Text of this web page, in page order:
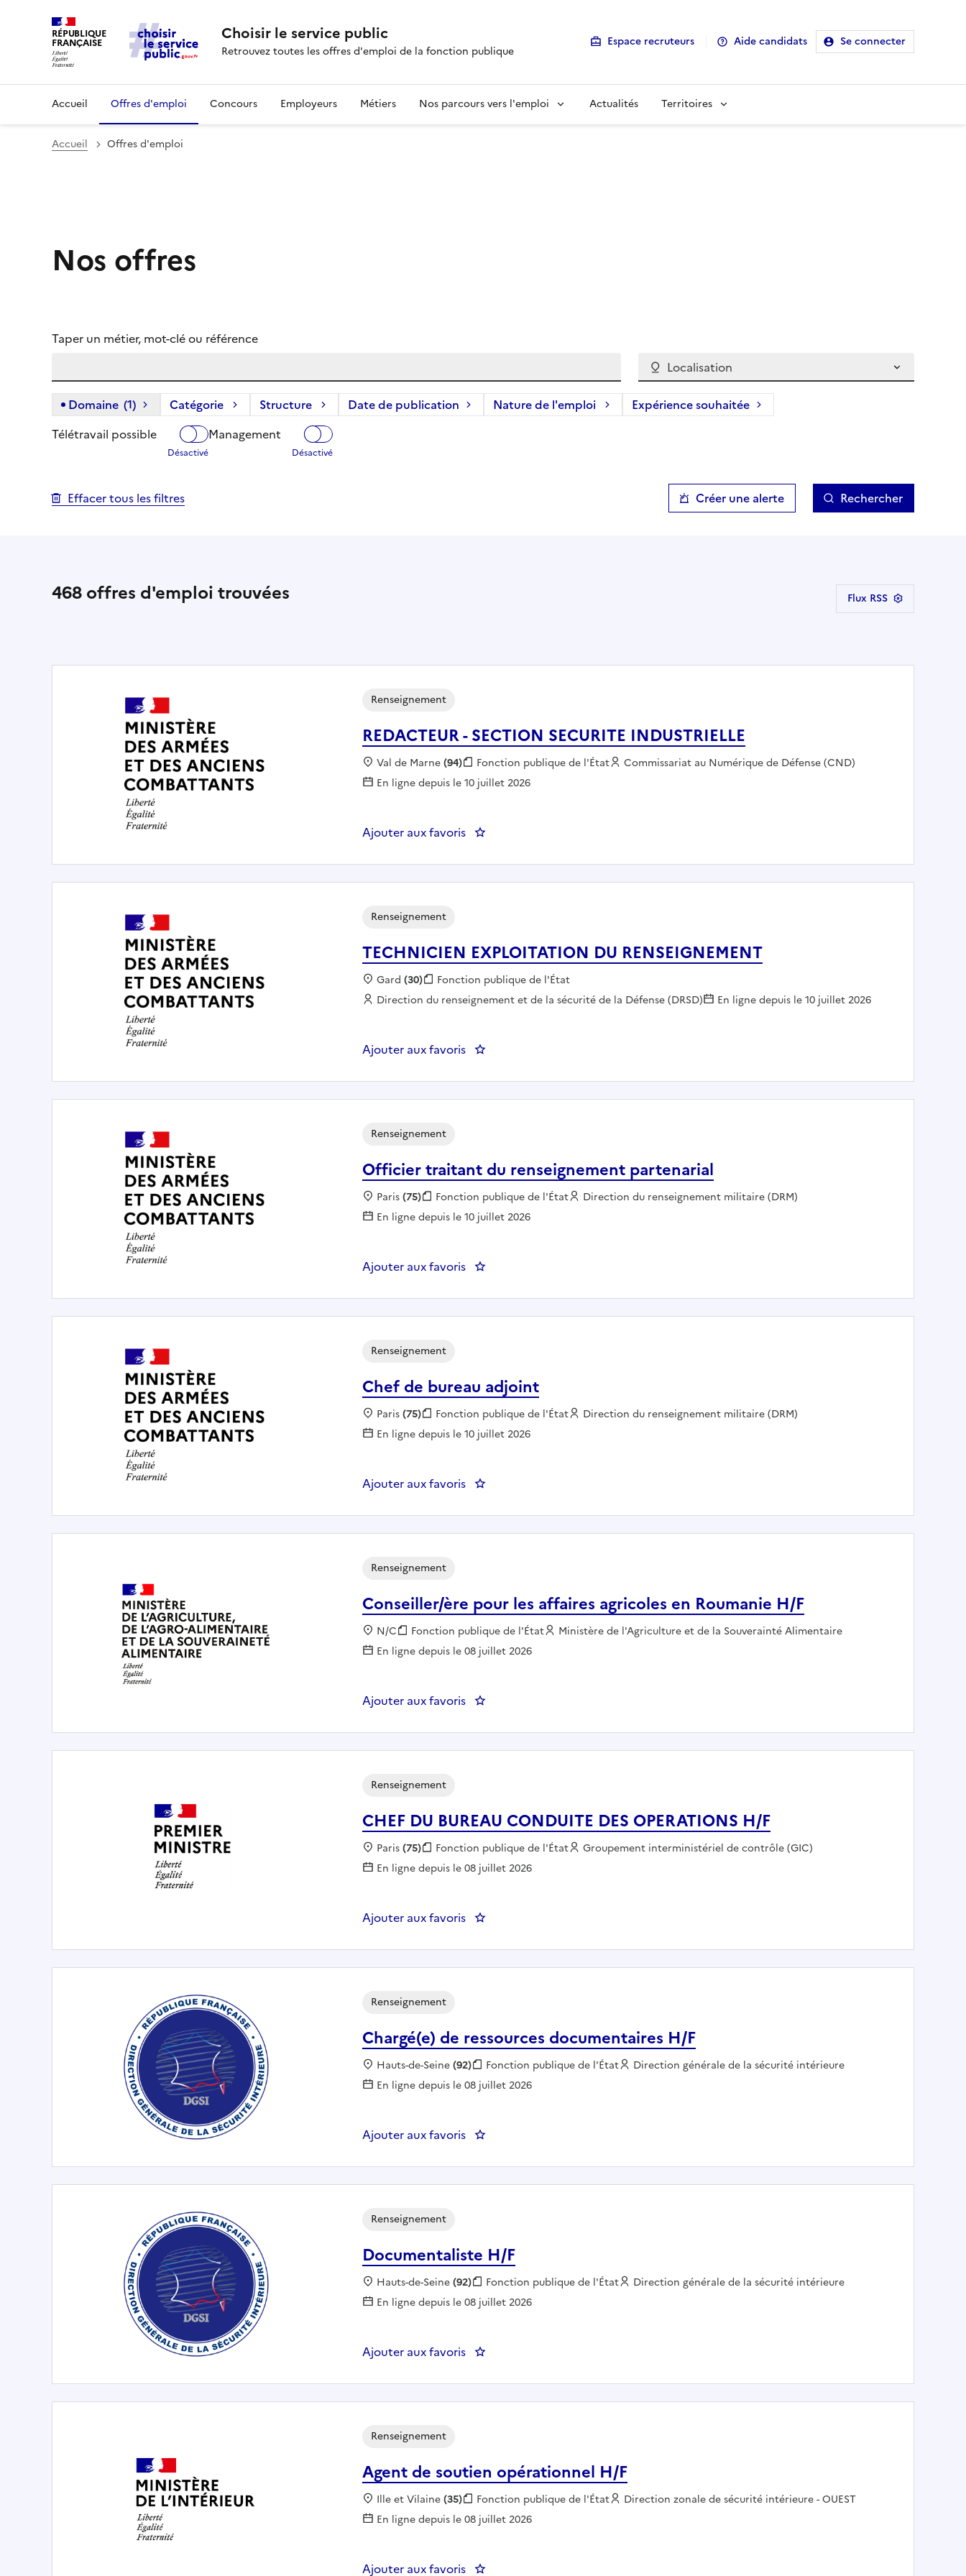
RÉPUBLIQUE
FRANÇAISE Choisir le service public
Retrouvez toutes les offres d'emploi de la fonction publique
Espace recruteurs Aide candidats Se connecter
Accueil Offres d'emploi Concours Employeurs Métiers Nos parcours vers l'emploi Actualités Territoires
Accueil Offres d'emploi
Nos offres
Taper un métier, mot-clé ou référence
Localisation
Domaine (1) (1 filtre actif) :
Catégorie Structure Date de publication Nature de l'emploi
Expérience souhaitée
Télétravail possible
Management
Effacer tous les filtres Créer une alerte Rechercher
468offres d'emploi trouvées Flux RSS
REDACTEUR - SECTION SECURITE INDUSTRIELLE
Renseignement
Localisation :
Val de Marne(94) Fonction publique :
Fonction publique de l'État Employeur :
Commissariat au Numérique de Défense (CND)
En ligne depuis le 10 juillet 2026
Ajouter aux favoris : REDACTEUR - SECTION SECURITE INDUSTRIELLE
TECHNICIEN EXPLOITATION DU RENSEIGNEMENT
Renseignement
Localisation :
Gard(30) Fonction publique :
Fonction publique de l'État
Employeur :
Direction du renseignement et de la sécurité de la Défense (DRSD) En ligne depuis le 10 juillet 2026
Ajouter aux favoris : TECHNICIEN EXPLOITATION DU RENSEIGNEMENT
Officier traitant du renseignement partenarial
Renseignement
Localisation :
Paris(75) Fonction publique :
Fonction publique de l'État Employeur :
Direction du renseignement militaire (DRM)
En ligne depuis le 10 juillet 2026
Ajouter aux favoris : Officier traitant du renseignement partenarial
Chef de bureau adjoint
Renseignement
Localisation :
Paris(75) Fonction publique :
Fonction publique de l'État Employeur :
Direction du renseignement militaire (DRM)
En ligne depuis le 10 juillet 2026
Ajouter aux favoris : Chef de bureau adjoint
Conseiller/ère pour les affaires agricoles en Roumanie H/F
Renseignement
Localisation :
N/C Fonction publique :
Fonction publique de l'État Employeur :
Ministère de l'Agriculture et de la Souverainté Alimentaire
En ligne depuis le 08 juillet 2026
Ajouter aux favoris : Conseiller/ère pour les affaires agricoles en Roumanie H/F
CHEF DU BUREAU CONDUITE DES OPERATIONS H/F
Renseignement
Localisation :
Paris(75) Fonction publique :
Fonction publique de l'État Employeur :
Groupement interministériel de contrôle (GIC)
En ligne depuis le 08 juillet 2026
Ajouter aux favoris : CHEF DU BUREAU CONDUITE DES OPERATIONS H/F
Chargé(e) de ressources documentaires H/F
Renseignement
Localisation :
Hauts-de-Seine(92) Fonction publique :
Fonction publique de l'État Employeur :
Direction générale de la sécurité intérieure
En ligne depuis le 08 juillet 2026
Ajouter aux favoris : Chargé(e) de ressources documentaires H/F
Documentaliste H/F
Renseignement
Localisation :
Hauts-de-Seine(92) Fonction publique :
Fonction publique de l'État Employeur :
Direction générale de la sécurité intérieure
En ligne depuis le 08 juillet 2026
Ajouter aux favoris : Documentaliste H/F
Agent de soutien opérationnel H/F
Renseignement
Localisation :
Ille et Vilaine(35) Fonction publique :
Fonction publique de l'État Employeur :
Direction zonale de sécurité intérieure - OUEST
En ligne depuis le 08 juillet 2026
Ajouter aux favoris : Agent de soutien opérationnel H/F